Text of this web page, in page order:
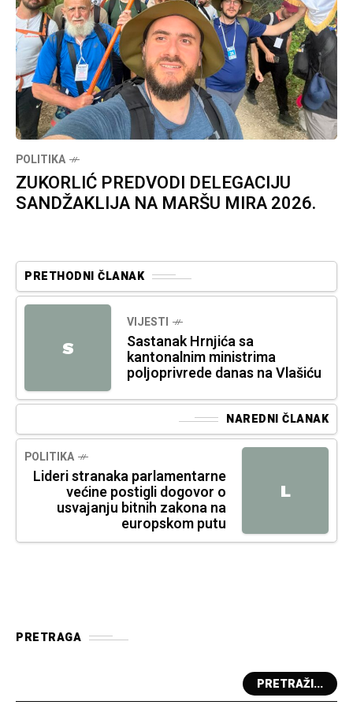
POLITIKA
ZUKORLIĆ PREDVODI DELEGACIJU
SANDŽAKLIJA NA MARŠU MIRA 2026.
PRETHODNI ČLANAK
S
VIJESTI
Sastanak Hrnjića sa
kantonalnim ministrima
poljoprivrede danas na Vlašiću
NAREDNI ČLANAK
L
POLITIKA
Lideri stranaka parlamentarne
većine postigli dogovor o
usvajanju bitnih zakona na
europskom putu
PRETRAGA
PRETRAŽI...